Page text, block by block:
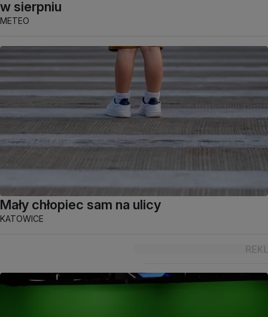
w sierpniu
METEO
Mały chłopiec sam na ulicy
KATOWICE